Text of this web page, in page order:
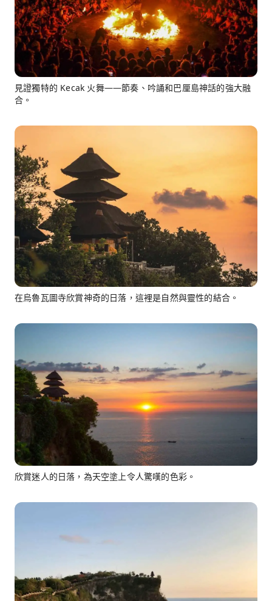
見證獨特的 Kecak 火舞——節奏、吟誦和巴厘島神話的強大融
合。
在烏魯瓦圖寺欣賞神奇的日落，這裡是自然與靈性的結合。
欣賞迷人的日落，為天空塗上令人驚嘆的色彩。